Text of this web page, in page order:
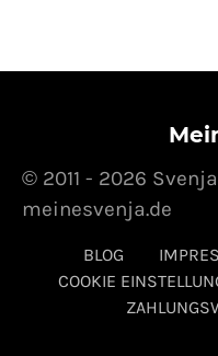
BLOG
COOKIE
© 2011 - 2026
meinesvenja.de